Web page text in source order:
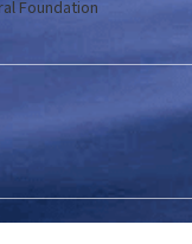
Foundation